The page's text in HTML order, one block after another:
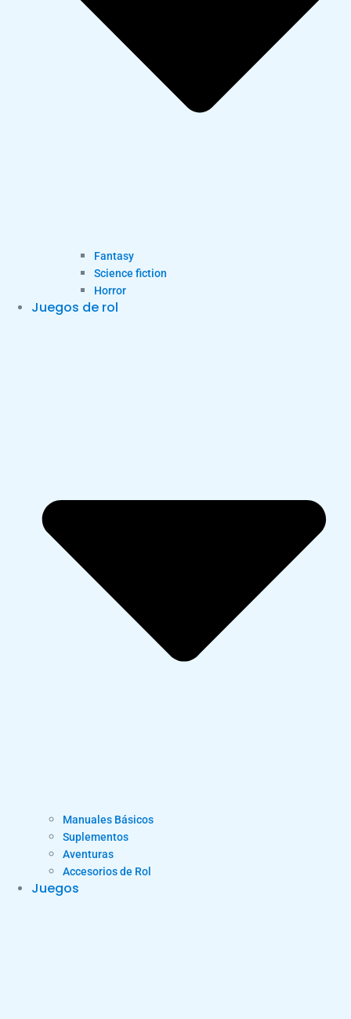
Fantasy
Science fiction
Horror
Juegos de rol
Manuales Básicos
Suplementos
Aventuras
Accesorios de Rol
Juegos